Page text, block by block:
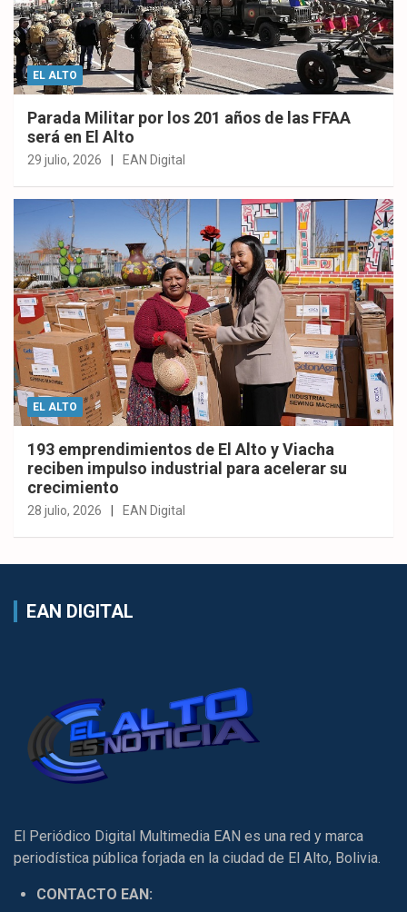
EL ALTO
Parada Militar por los 201 años de las FFAA
será en El Alto
29 julio, 2026 EAN Digital
EL ALTO
193 emprendimientos de El Alto y Viacha
reciben impulso industrial para acelerar su
crecimiento
28 julio, 2026 EAN Digital
EAN DIGITAL
El Periódico Digital Multimedia EAN es una red y marca
periodística pública forjada en la ciudad de El Alto, Bolivia.
CONTACTO EAN: